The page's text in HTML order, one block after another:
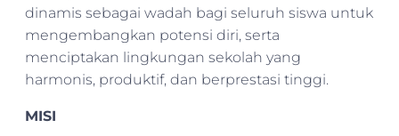
dinamis sebagai wadah bagi seluruh siswa untuk
mengembangkan potensi diri, serta
menciptakan lingkungan sekolah yang
harmonis, produktif, dan berprestasi tinggi.
MISI